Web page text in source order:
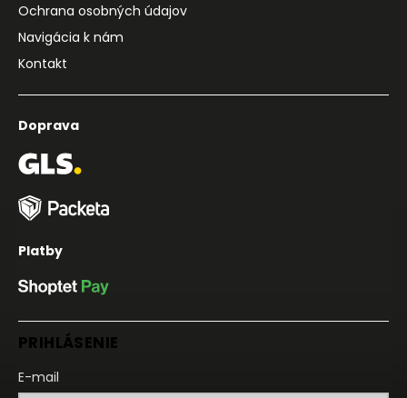
Ochrana osobných údajov
Navigácia k nám
Kontakt
Doprava
Platby
PRIHLÁSENIE
E-mail